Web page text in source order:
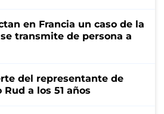
en Francia un caso de la
transmite de persona a
del representante de
a los 51 años